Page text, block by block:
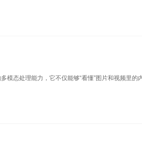
模态处理能力，它不仅能够“看懂”图片和视频里的